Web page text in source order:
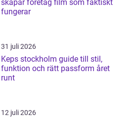
skapar företag film som faktiskt
fungerar
31 juli 2026
Keps stockholm guide till stil,
funktion och rätt passform året
runt
12 juli 2026